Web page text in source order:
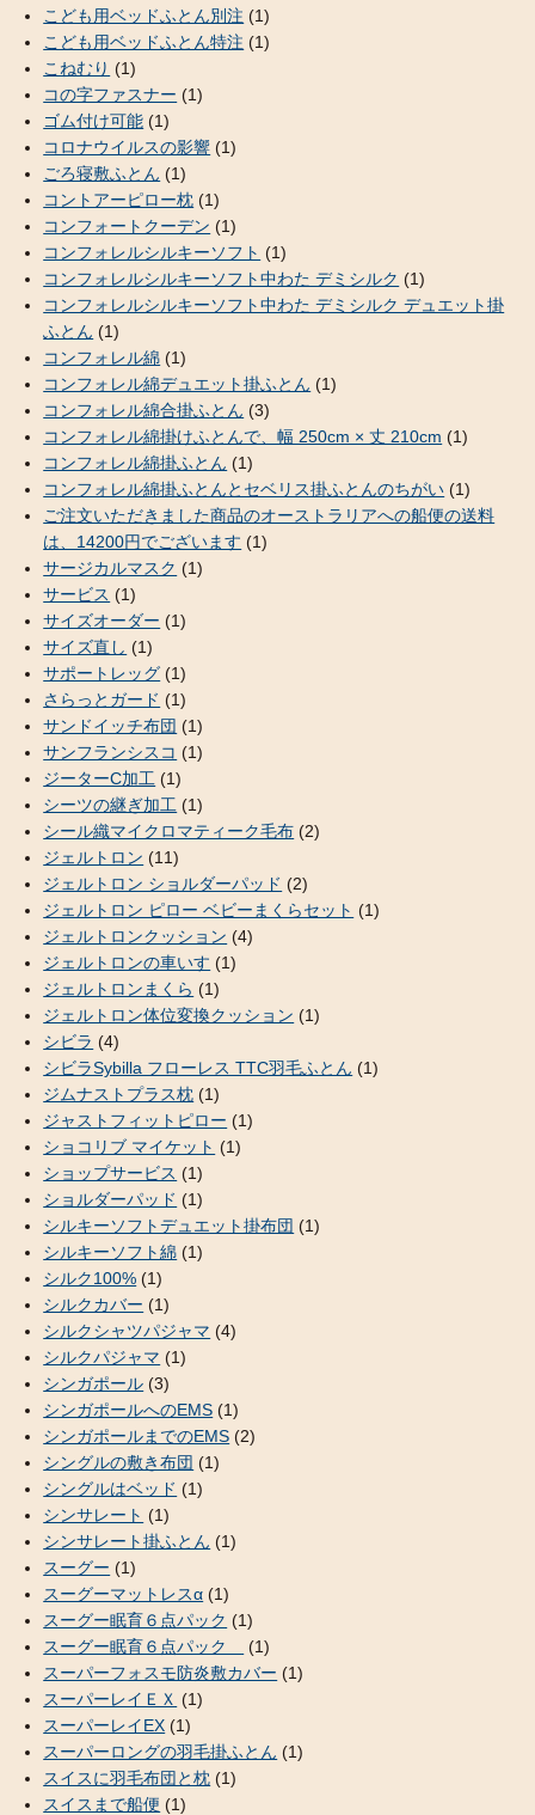
こども用ベッドふとん別注 (1)
こども用ベッドふとん特注 (1)
こねむり (1)
コの字ファスナー (1)
ゴム付け可能 (1)
コロナウイルスの影響 (1)
ごろ寝敷ふとん (1)
コントアーピロー枕 (1)
コンフォートクーデン (1)
コンフォレルシルキーソフト (1)
コンフォレルシルキーソフト中わた デミシルク (1)
コンフォレルシルキーソフト中わた デミシルク デュエット掛
ふとん (1)
コンフォレル綿 (1)
コンフォレル綿デュエット掛ふとん (1)
コンフォレル綿合掛ふとん (3)
コンフォレル綿掛けふとんで、幅 250cm × 丈 210cm (1)
コンフォレル綿掛ふとん (1)
コンフォレル綿掛ふとんとセベリス掛ふとんのちがい (1)
ご注文いただきました商品のオーストラリアへの船便の送料
は、14200円でございます (1)
サージカルマスク (1)
サービス (1)
サイズオーダー (1)
サイズ直し (1)
サポートレッグ (1)
さらっとガード (1)
サンドイッチ布団 (1)
サンフランシスコ (1)
ジーターC加工 (1)
シーツの継ぎ加工 (1)
シール織マイクロマティーク毛布 (2)
ジェルトロン (11)
ジェルトロン ショルダーパッド (2)
ジェルトロン ピロー ベビーまくらセット (1)
ジェルトロンクッション (4)
ジェルトロンの車いす (1)
ジェルトロンまくら (1)
ジェルトロン体位変換クッション (1)
シビラ (4)
シビラSybilla フローレス TTC羽毛ふとん (1)
ジムナストプラス枕 (1)
ジャストフィットピロー (1)
ショコリブ マイケット (1)
ショップサービス (1)
ショルダーパッド (1)
シルキーソフトデュエット掛布団 (1)
シルキーソフト綿 (1)
シルク100% (1)
シルクカバー (1)
シルクシャツパジャマ (4)
シルクパジャマ (1)
シンガポール (3)
シンガポールへのEMS (1)
シンガポールまでのEMS (2)
シングルの敷き布団 (1)
シングルはベッド (1)
シンサレート (1)
シンサレート掛ふとん (1)
スーグー (1)
スーグーマットレスα (1)
スーグー眠育６点パック (1)
スーグー眠育６点パック
(1)
スーパーフォスモ防炎敷カバー (1)
スーパーレイＥＸ (1)
スーパーレイEX (1)
スーパーロングの羽毛掛ふとん (1)
スイスに羽毛布団と枕 (1)
スイスまで船便 (1)